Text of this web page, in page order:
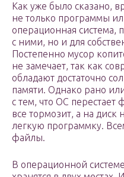
Как уже было сказано,
не только программы
операционная система,
с ними, но и для
Постепенно мусор
не замечает, так как
обладают достаточно
памяти. Однако рано
с тем, что ОС перестает
все тормозит, а на диск
легкую программку.
файлы.
В операционной